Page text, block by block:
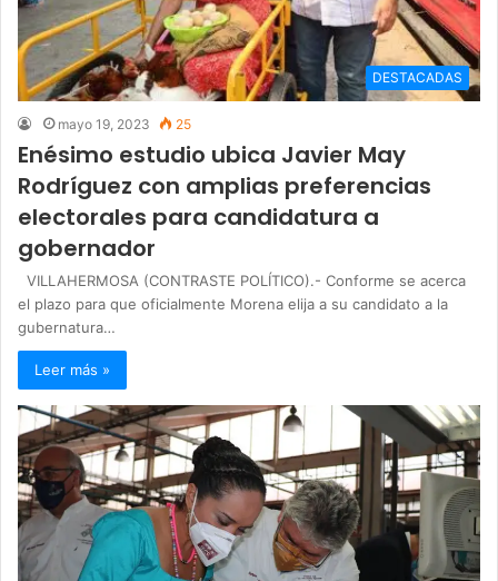
DESTACADAS
mayo 19, 2023 25
Enésimo estudio ubica Javier May
Rodríguez con amplias preferencias
electorales para candidatura a
gobernador
VILLAHERMOSA (CONTRASTE POLÍTICO).- Conforme se acerca
el plazo para que oficialmente Morena elija a su candidato a la
gubernatura…
Leer más »